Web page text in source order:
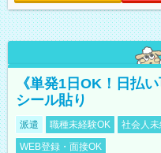
《単発1日OK！日払
シール貼り
派遣 職種未経験OK 社会人
WEB登録・面接OK